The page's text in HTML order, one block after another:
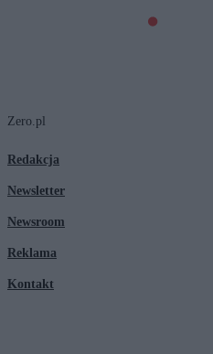
Zero.pl
Redakcja
Newsletter
Newsroom
Reklama
Kontakt